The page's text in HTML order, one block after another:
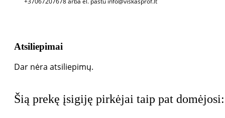
Atsiliepimai
Dar nėra atsiliepimų.
Šią prekę įsigiję pirkėjai taip pat domėjosi: